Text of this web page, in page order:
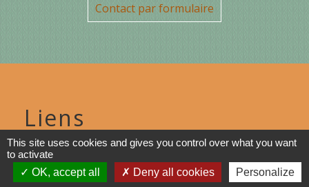
Contact par formulaire
Liens
DINAN AGGLO
CINEMAS DINAN
This site uses cookies and gives you control over what you want
to activate
OK, accept all
Deny all cookies Personalize